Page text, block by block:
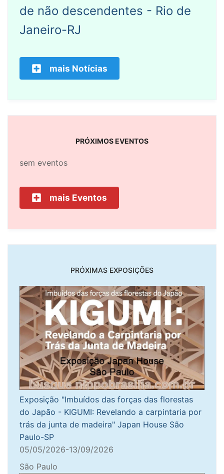
de não descendentes - Rio de
Janeiro-RJ
mais Notícias
PRÓXIMOS EVENTOS
sem eventos
mais Eventos
PRÓXIMAS EXPOSIÇÕES
Exposição "Imbuídos das forças das florestas
do Japão - KIGUMI: Revelando a carpintaria por
trás da junta de madeira" Japan House São
Paulo-SP
05/05/2026-13/09/2026
São Paulo